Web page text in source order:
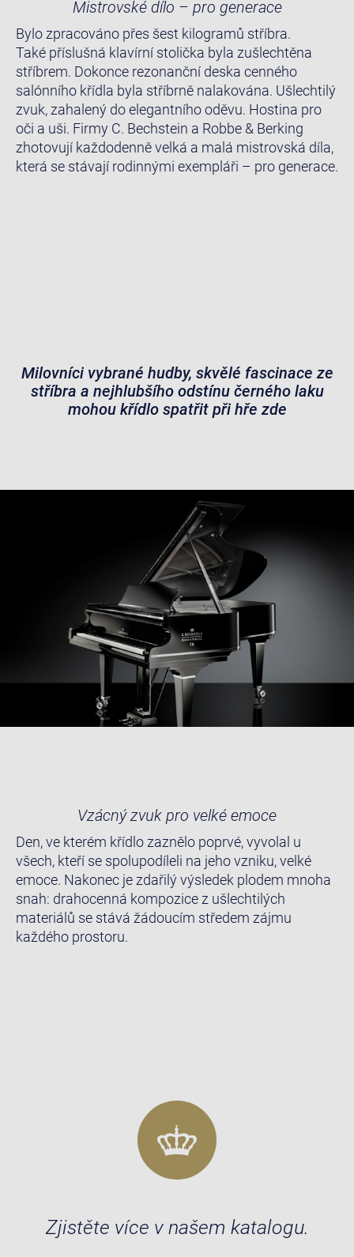
Mistrovské dílo – pro generace
Bylo zpracováno přes šest kilogramů stříbra.
Také příslušná klavírní stolička byla zušlechtěna
stříbrem. Dokonce rezonanční deska cenného
salónního křídla byla stříbrně nalakována. Ušlechtilý
zvuk, zahalený do elegantního oděvu. Hostina pro
oči a uši. Firmy C. Bechstein a Robbe & Berking
zhotovují každodenně velká a malá mistrovská díla,
která se stávají rodinnými exempláři – pro generace.
Milovníci vybrané hudby, skvělé fascinace ze
stříbra a nejhlubšího odstínu černého laku
mohou křídlo spatřit při hře zde
Vzácný zvuk pro velké emoce
Den, ve kterém křídlo zaznělo poprvé, vyvolal u
všech, kteří se spolupodíleli na jeho vzniku, velké
emoce. Nakonec je zdařilý výsledek plodem mnoha
snah: drahocenná kompozice z ušlechtilých
materiálů se stává žádoucím středem zájmu
každého prostoru.
Zjistěte více v našem katalogu.